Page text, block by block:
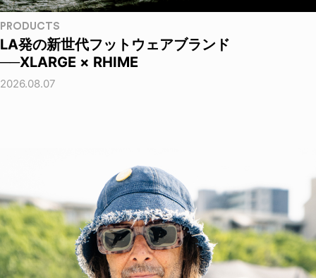
PRODUCTS
LA発の新世代フットウェアブランド
──XLARGE × RHIME
2026.08.07